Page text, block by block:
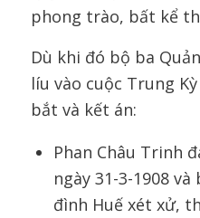
phong trào, bất kể
Dù khi đó bộ ba
líu vào cuộc Trung
bắt và kết án:
Phan Châu Trinh
ngày 31-3-1908
đình Huế xét xử,